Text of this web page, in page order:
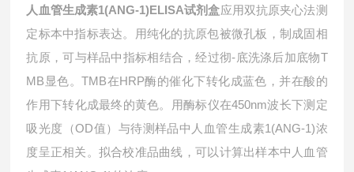
人血管生成素1(ANG-1)ELISA试剂盒应用双抗原夹心法测
定标本中指标表达。用纯化的抗原包被微孔板，制成固相
抗原，可与样品中指标相结合，经过彻-底洗涤后加底物T
MB显色。TMB在HRP酶的催化下转化成蓝色，并在酸的
作用下转化成最终的黄色。用酶标仪在450nm波长下测定
吸光度（OD值）与待测样品中人血管生成素1(ANG-1)浓
度呈正相关。拟合校准品曲线，可以计算出样本中 人血管